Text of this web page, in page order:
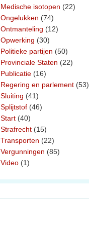
Medische isotopen (22)
Ongelukken (74)
Ontmanteling (12)
Opwerking (30)
Politieke partijen (50)
Provinciale Staten (22)
Publicatie (16)
Regering en parlement (53)
Sluiting (41)
Splijtstof (46)
Start (40)
Strafrecht (15)
Transporten (22)
Vergunningen (85)
Video (1)